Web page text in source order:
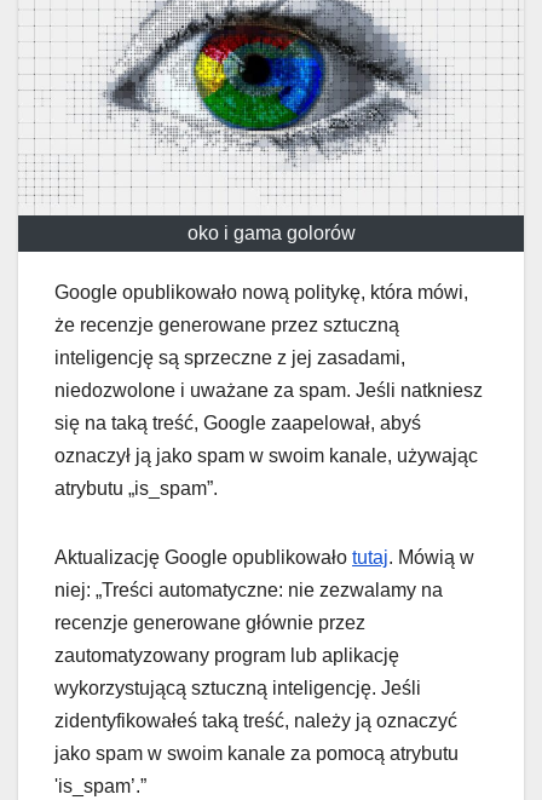
oko i gama golorów
Google opublikowało nową politykę, która mówi,
że recenzje generowane przez sztuczną
inteligencję są sprzeczne z jej zasadami,
niedozwolone i uważane za spam. Jeśli natkniesz
się na taką treść, Google zaapelował, abyś
oznaczył ją jako spam w swoim kanale, używając
atrybutu „is_spam”.
Aktualizację Google opublikowało tutaj. Mówią w
niej: „Treści automatyczne: nie zezwalamy na
recenzje generowane głównie przez
zautomatyzowany program lub aplikację
wykorzystującą sztuczną inteligencję. Jeśli
zidentyfikowałeś taką treść, należy ją oznaczyć
jako spam w swoim kanale za pomocą atrybutu
'is_spam’.”